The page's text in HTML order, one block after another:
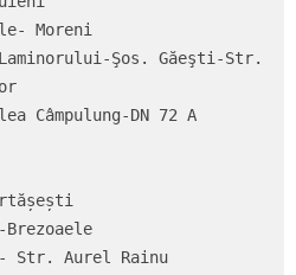
Moreni
Şos. Găeşti-Str.
Câmpulung-DN 72 A
Brezoaele
Str. Aurel Rainu